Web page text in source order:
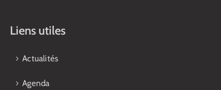
Liens utiles
Actualités
Agenda